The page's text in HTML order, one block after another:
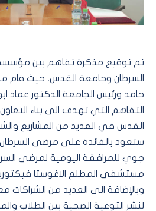
تم توقيع مذكرة تفاهم بين
السرطان وجامعة القدس، حيث قام
حامد ورئيس الجامعة الدكتور عماد
التفاهم التي تهدف الى بناء
القدس في العديد من المشاريع
ستعود بالفائدة على مرضى
جوي للمرافقة اليومية لمرضى
مستشفى المطلع الاغوستا
وبالإضافة الى العديد من الشراكات
لنشر التوعية الصحية بين الطلاب